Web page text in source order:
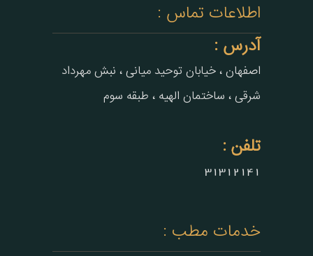
اطلاعات تماس :
آدرس :
اصفهان ، خیابان توحید میانی ، نبش مهرداد
شرقی ، ساختمان الهیه ، طبقه سوم
تلفن :
31312141
خدمات مطب :